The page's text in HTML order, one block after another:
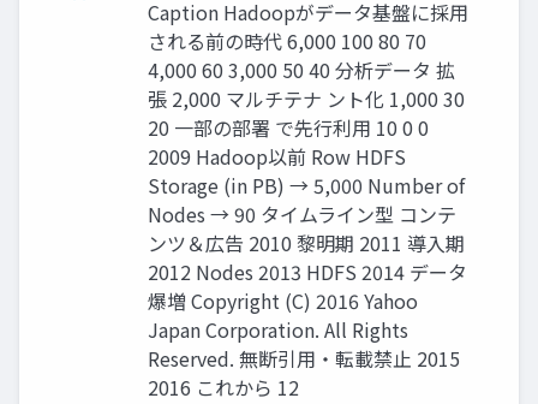
Caption Hadoopがデータ基盤に採用
される前の時代 6,000 100 80 70
4,000 60 3,000 50 40 分析データ 拡
張 2,000 マルチテナ ント化 1,000 30
20 一部の部署 で先行利用 10 0 0
2009 Hadoop以前 Row HDFS
Storage (in PB) → 5,000 Number of
Nodes → 90 タイムライン型 コンテ
ンツ＆広告 2010 黎明期 2011 導入期
2012 Nodes 2013 HDFS 2014 データ
爆増 Copyright (C) 2016 Yahoo
Japan Corporation. All Rights
Reserved. 無断引用・転載禁止 2015
2016 これから 12